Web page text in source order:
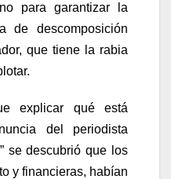
para garantizar la
de descomposición
que tiene la rabia
explicar qué está
del periodista
se descubrió que los
y financieras, habían